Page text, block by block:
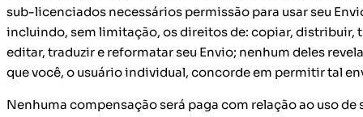
sub-licenciados necessários permissão para usar seu
incluindo, sem limitação, os direitos de: copiar, distribuir,
editar, traduzir e reformatar seu Envio; nenhum deles
que você, o usuário individual, concorde em permitir tal
Nenhuma compensação será paga com relação ao uso